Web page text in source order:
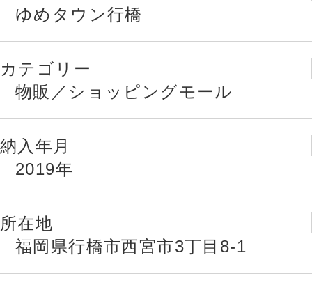
ゆめタウン行橋
カテゴリー
物販／ショッピングモール
納入年月
2019年
所在地
福岡県行橋市西宮市3丁目8-1